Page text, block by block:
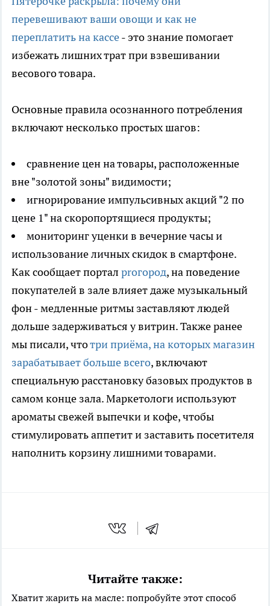
перевешивают ваши овощи и как не
переплатить на кассе- это знание помогает
избежать лишних трат при взвешивании
весового товара.
Основные правила осознанного потребления
включают несколько простых шагов:
сравнение цен на товары, расположенные
вне "золотой зоны" видимости;
игнорирование импульсивных акций "2 по
цене 1" на скоропортящиеся продукты;
мониторинг уценки в вечерние часы и
использование личных скидок в смартфоне.
Как сообщает портал proгород, на поведение
покупателей в зале влияет даже музыкальный
фон - медленные ритмы заставляют людей
дольше задерживаться у витрин. Также ранее
мы писали, чтотри приёма, на которых магазин
зарабатывает больше всего, включают
специальную расстановку базовых продуктов в
самом конце зала. Маркетологи используют
ароматы свежей выпечки и кофе, чтобы
стимулировать аппетит и заставить посетителя
наполнить корзину лишними товарами.
Читайте также:
Хватит жарить на масле: попробуйте этот способ